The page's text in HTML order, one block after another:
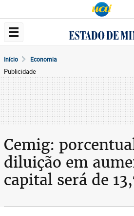
Início Economia
Publicidade
Cemig:
diluição em
capital será de